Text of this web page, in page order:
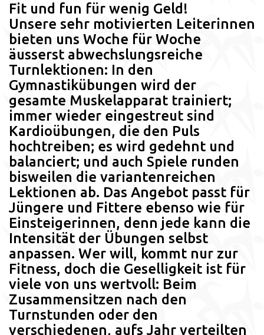
Fit und fun für wenig Geld!
Unsere sehr motivierten Leiterinnen
bieten uns Woche für Woche
äusserst abwechslungsreiche
Turnlektionen: In den
Gymnastikübungen wird der
gesamte Muskelapparat trainiert;
immer wieder eingestreut sind
Kardioübungen, die den Puls
hochtreiben; es wird gedehnt und
balanciert; und auch Spiele runden
bisweilen die variantenreichen
Lektionen ab. Das Angebot passt für
Jüngere und Fittere ebenso wie für
Einsteigerinnen, denn jede kann die
Intensität der Übungen selbst
anpassen. Wer will, kommt nur zur
Fitness, doch die Geselligkeit ist für
viele von uns wertvoll: Beim
Zusammensitzen nach den
Turnstunden oder den
verschiedenen, aufs Jahr verteilten